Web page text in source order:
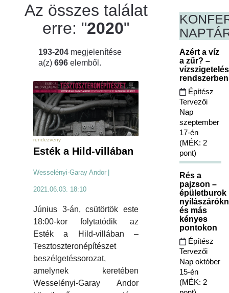
Az összes találat
erre: "2020"
193-204 megjelenítése
a(z) 696 elemből.
rendezvény
Esték a Hild-villában
Wesselényi-Garay Andor |
2021.06.03. 18:10
Június 3-án, csütörtök este
18:00-kor folytatódik az
Esték a Hild-villában –
Tesztoszteronépítészet
beszélgetéssorozat,
amelynek keretében
Wesselényi-Garay Andor
Azért a víz
a zűr? –
Építész
Tervezői
Nap
szeptember
17-én
(MÉK: 2
pont)
Rés a
pajzson –
épületburok
és más
kényes
pontokon
Építész
Tervezői
Nap október
15-én
(MÉK: 2